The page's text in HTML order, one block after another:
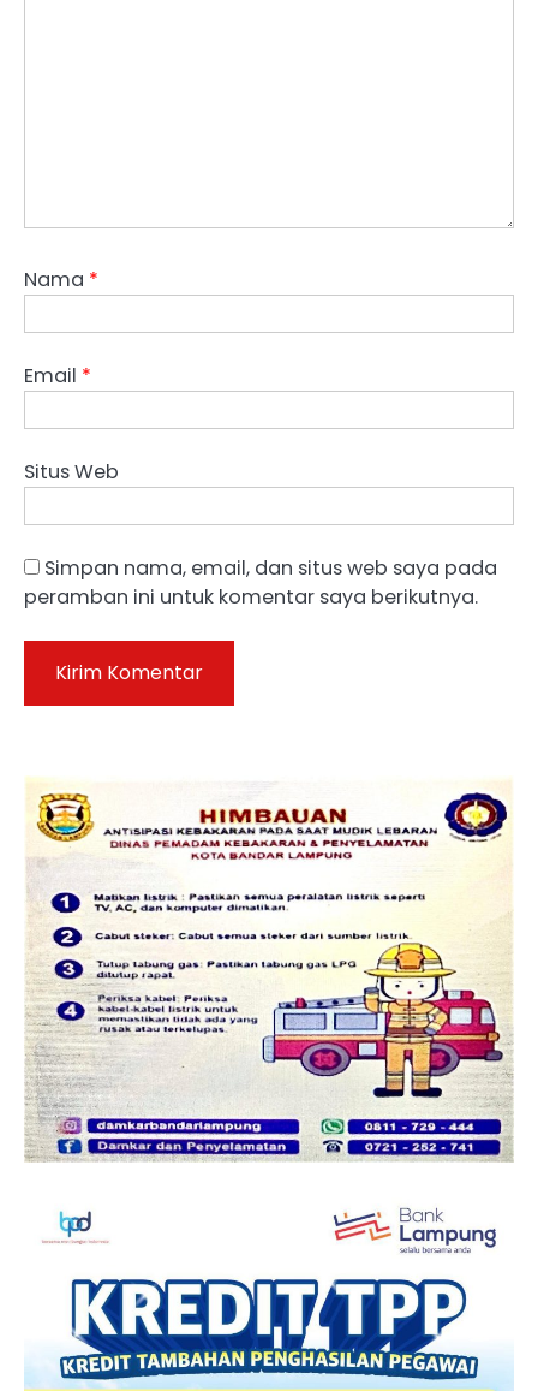
Nama *
Email *
Situs Web
Simpan nama, email, dan situs web saya pada
peramban ini untuk komentar saya berikutnya.